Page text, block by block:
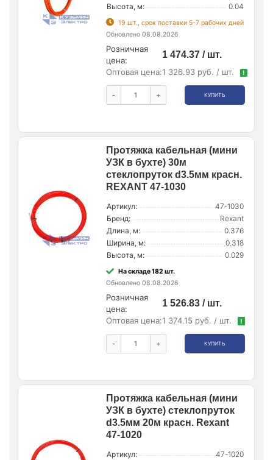
Высота, м:
0.04
19 шт., срок поставки 5-7 рабочих дней
Обновлено 08.08.2026
Розничная
цена:
1 474.37 / шт.
Оптовая цена:1 326.93 руб. / шт. !
- + КУПИТЬ
Протяжка кабельная (мини
УЗК в бухте) 30м
стеклопруток d3.5мм красн.
REXANT 47-1030
Артикул:
47-1030
Бренд:
Rexant
Длина, м:
0.376
Ширина, м:
0.318
Высота, м:
0.029
На складе 182 шт.
Обновлено 08.08.2026
Розничная
цена:
1 526.83 / шт.
Оптовая цена:1 374.15 руб. / шт. !
- + КУПИТЬ
Протяжка кабельная (мини
УЗК в бухте) стеклопруток
d3.5мм 20м красн. Rexant
47-1020
Артикул:
47-1020